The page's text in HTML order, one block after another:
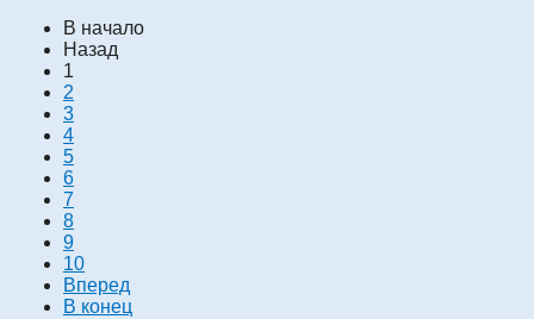
В начало
Назад
1
2
3
4
5
6
7
8
9
10
Вперед
В конец